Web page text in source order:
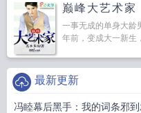
巅峰大艺术家
一事无成的单身大龄
年前，变成大一新生
最新更新
冯睦幕后黑手：我的词条邪